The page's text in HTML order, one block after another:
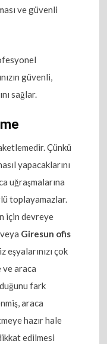
ve güvenli
güvenli,
sağlar.
Çünkü
yapacaklarını
uğraşmalarına
toplayamazlar.
için devreye
veya Giresun ofis
eşyalarınızı çok
ve araca
fark
araca
hazır hale
edilmesi